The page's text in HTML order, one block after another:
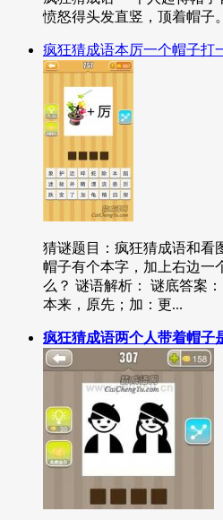
愤怒得头发直竖，顶着帽子
疯狂猜成语本厉一个帽子打
猜谜题目：疯狂猜成语和看
帽子有个本字，加上右边一
么？ 谜语解析： 谜底答案
本来，原先；加：更...
疯狂猜成语两个人带着帽子